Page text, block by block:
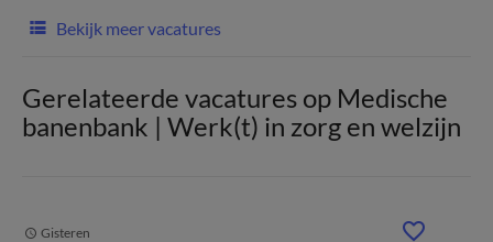
Bekijk meer vacatures
Gerelateerde vacatures op Medische
banenbank | Werk(t) in zorg en welzijn
Gisteren